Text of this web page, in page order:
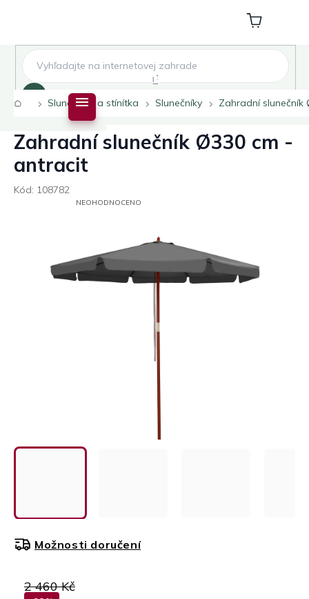
Nákupní
košík
DomůSlunečníky a stínítka Slunečníky Zahradní
Zahradní slunečník Ø330 cm -
antracit
Kód: 108782
PRŮMĚRNÉ
HVĚZDIČEK.
NEOHODNOCENO
2 460 Kč
Možnosti doručení